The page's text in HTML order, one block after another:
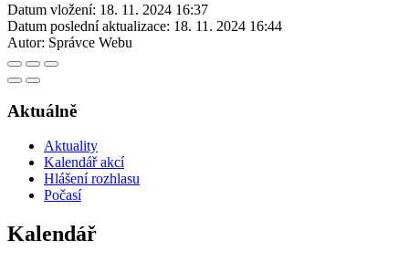
Datum vložení: 18. 11. 2024 16:37
Datum poslední aktualizace: 18. 11. 2024 16:44
Autor: Správce Webu
Aktuálně
Aktuality
Kalendář akcí
Hlášení rozhlasu
Počasí
Kalendář